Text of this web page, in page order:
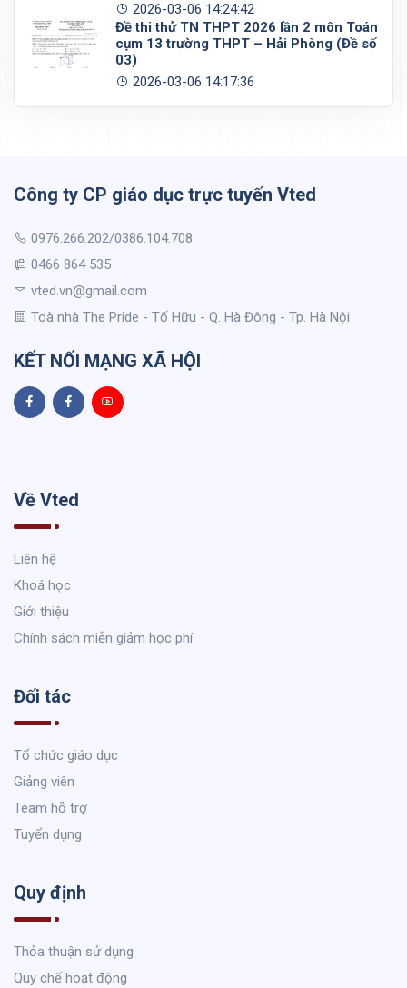
2026-03-06 14:24:42
Đề thi thử TN THPT 2026 lần 2 môn Toán
cụm 13 trường THPT – Hải Phòng (Đề số
03)
2026-03-06 14:17:36
Công ty CP giáo dục trực tuyến Vted
0976.266.202/0386.104.708
0466 864 535
vted.vn@gmail.com
Toà nhà The Pride - Tố Hữu - Q. Hà Đông - Tp. Hà Nội
KẾT NỐI MẠNG XÃ HỘI
Về Vted
Liên hệ
Khoá học
Giới thiệu
Chính sách miễn giảm học phí
Đối tác
Tổ chức giáo dục
Giảng viên
Team hỗ trợ
Tuyển dụng
Quy định
Thỏa thuận sử dụng
Quy chế hoạt động